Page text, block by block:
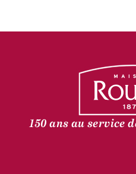
150 ans au service